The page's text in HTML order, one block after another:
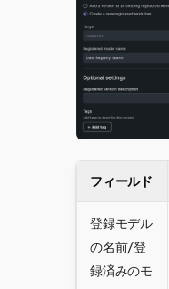
フィールド
登録モデル
の名前/登
録済みのモ